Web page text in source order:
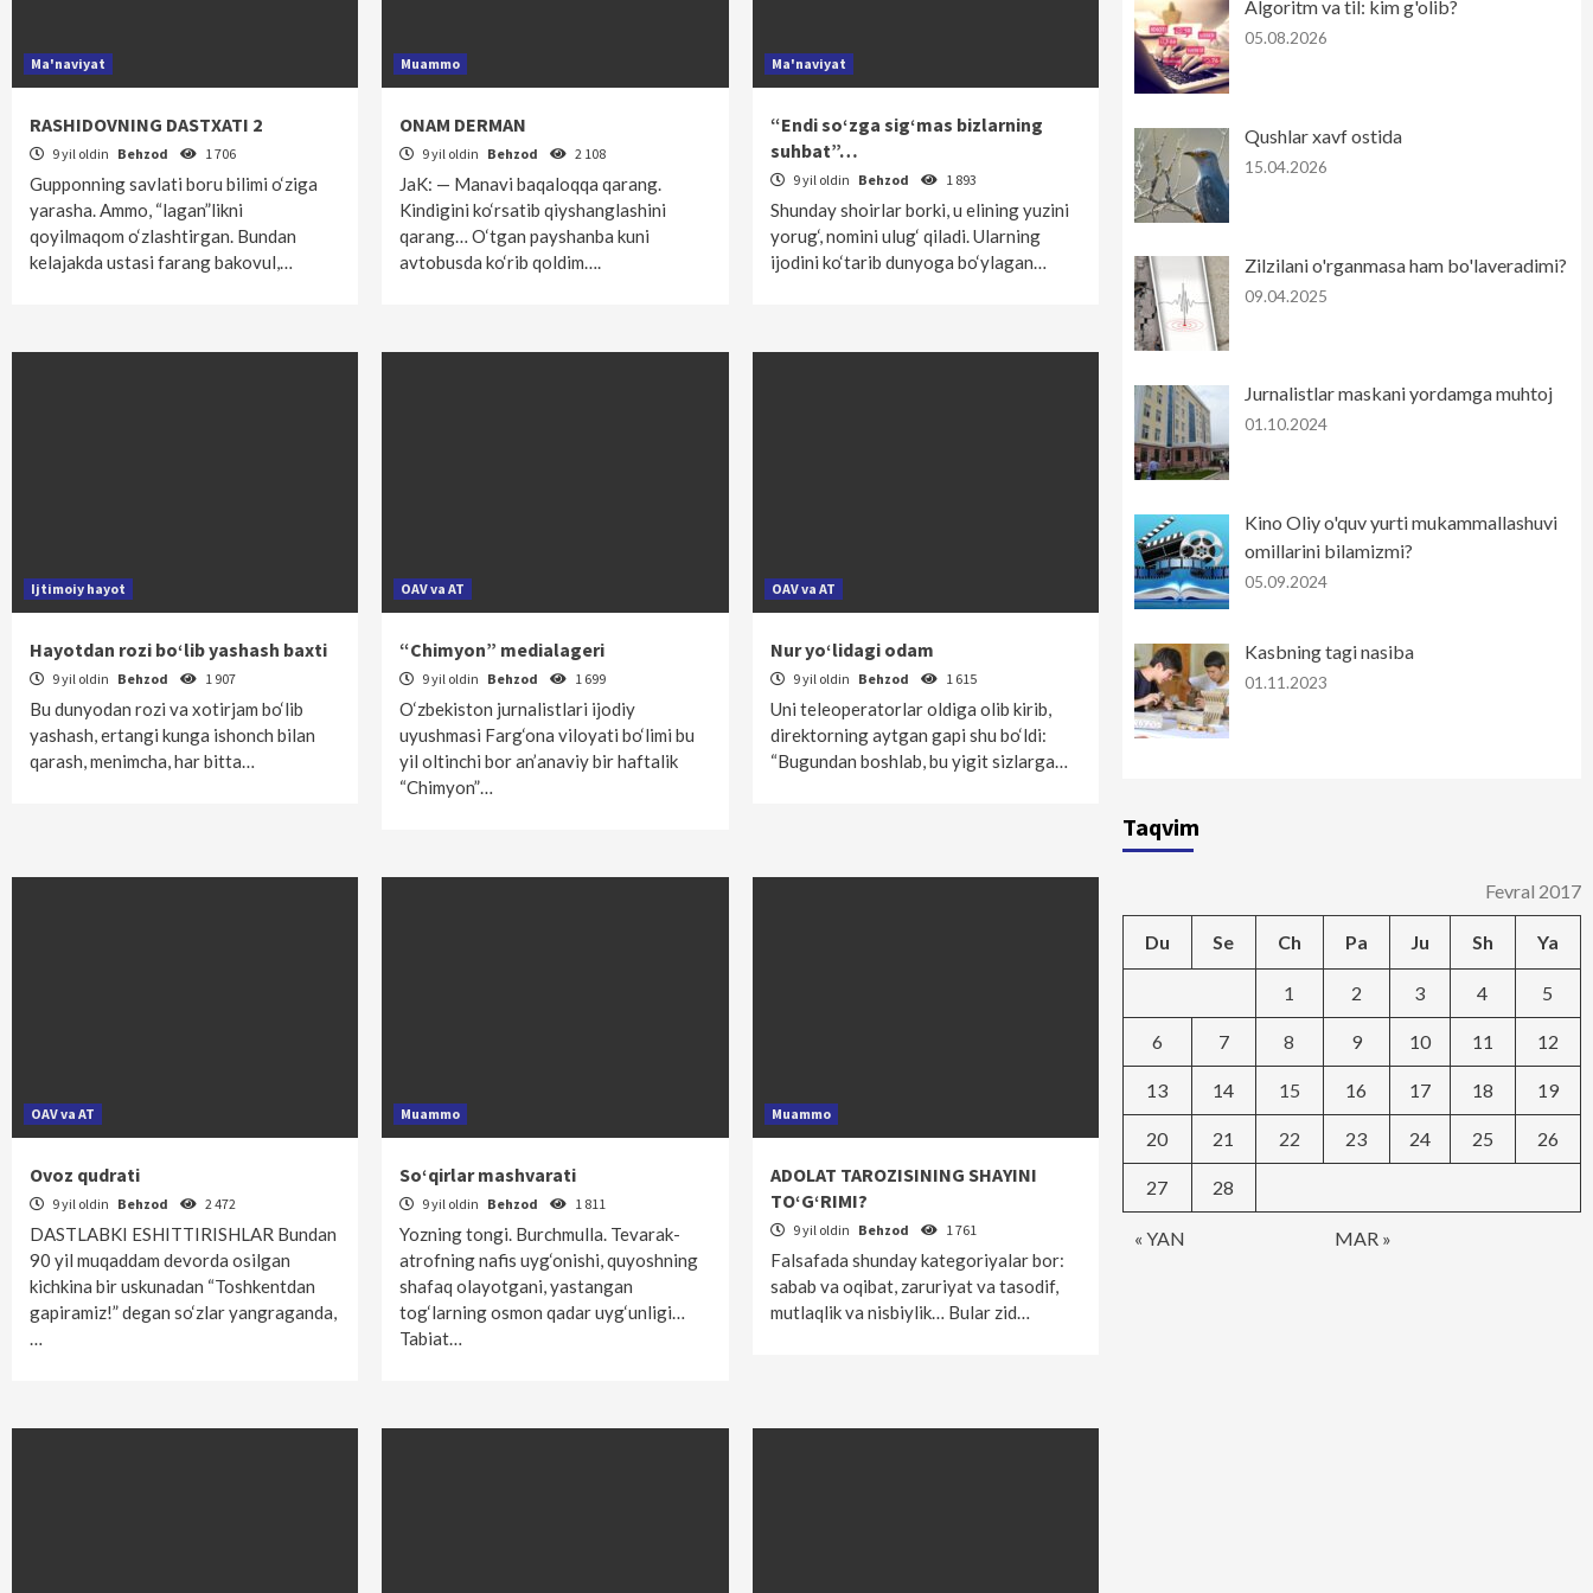
Ma'naviyat
RASHIDOVNING DASTXATI 2
9 yil oldin Behzod 1 706
Gupponning savlati boru bilimi o‘ziga
yarasha. Ammo, “lagan”likni
qoyilmaqom o‘zlashtirgan. Bundan
kelajakda ustasi farang bakovul,…
Muammo
ONAM DERMAN
9 yil oldin Behzod 2 108
JaK: — Manavi baqaloqqa qarang.
Kindigini ko‘rsatib qiyshanglashini
qarang… O‘tgan payshanba kuni
avtobusda ko‘rib qoldim….
Ma'naviyat
“Endi so‘zga sig‘mas bizlarning
suhbat”…
9 yil oldin Behzod 1 893
Shunday shoirlar borki, u elining yuzini
yorug‘, nomini ulug‘ qiladi. Ularning
ijodini ko‘tarib dunyoga bo‘ylagan…
Ijtimoiy hayot
Hayotdan rozi bo‘lib yashash baxti
9 yil oldin Behzod 1 907
Bu dunyodan rozi va xotirjam bo‘lib
yashash, ertangi kunga ishonch bilan
qarash, menimcha, har bitta…
OAV va AT
“Chimyon” medialageri
9 yil oldin Behzod 1 699
O‘zbekiston jurnalistlari ijodiy
uyushmasi Farg‘ona viloyati bo‘limi bu
yil oltinchi bor an’anaviy bir haftalik
“Chimyon”…
OAV va AT
Nur yo‘lidagi odam
9 yil oldin Behzod 1 615
Uni teleoperatorlar oldiga olib kirib,
direktorning aytgan gapi shu bo‘ldi:
“Bugundan boshlab, bu yigit sizlarga…
OAV va AT
Ovoz qudrati
9 yil oldin Behzod 2 472
DASTLABKI ESHITTIRISHLAR Bundan
90 yil muqaddam devorda osilgan
kichkina bir uskunadan “Toshkentdan
gapiramiz!” degan so‘zlar yangraganda,
…
Muammo
So‘qirlar mashvarati
9 yil oldin Behzod 1 811
Yozning tongi. Burchmulla. Tevarak-
atrofning nafis uyg‘onishi, quyoshning
shafaq olayotgani, yastangan
tog‘larning osmon qadar uyg‘unligi…
Tabiat…
Muammo
ADOLAT TAROZISINING SHAYINI
TO‘G‘RIMI?
9 yil oldin Behzod 1 761
Falsafada shunday kategoriyalar bor:
sabab va oqibat, zaruriyat va tasodif,
mutlaqlik va nisbiylik… Bular zid…
Algoritm va til: kim g'olib?
05.08.2026
Qushlar xavf ostida
15.04.2026
Zilzilani o'rganmasa ham bo'laveradimi?
09.04.2025
Jurnalistlar maskani yordamga muhtoj
01.10.2024
Kino Oliy o'quv yurti mukammallashuvi
omillarini bilamizmi?
05.09.2024
Kasbning tagi nasiba
01.11.2023
Taqvim
Fevral 2017
Du Se Ch Pa Ju Sh Ya
« YAN MAR »
1 2 3 4 5
6 7 8 9 10 11 12
13 14 15 16 17 18 19
20 21 22 23 24 25 26
27 28